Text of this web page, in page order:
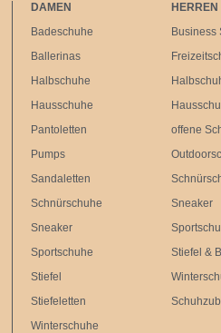
DAMEN
Badeschuhe
Ballerinas
Halbschuhe
Hausschuhe
Pantoletten
Pumps
Sandaletten
Schnürschuhe
Sneaker
Sportschuhe
Stiefel
Stiefeletten
Winterschuhe
HERREN
Business
offene
Sneaker
Stiefel &